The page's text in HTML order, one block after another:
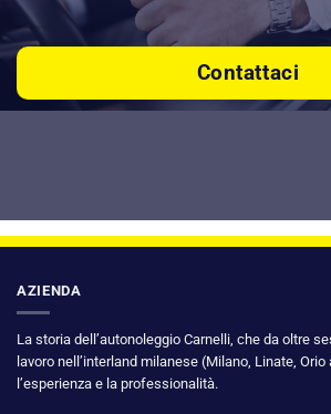
Contattaci
AZIENDA
La storia dell’autonoleggio Carnelli, che da oltre
lavoro nell’interland milanese (Milano, Linate,
l’esperienza e la professionalità.